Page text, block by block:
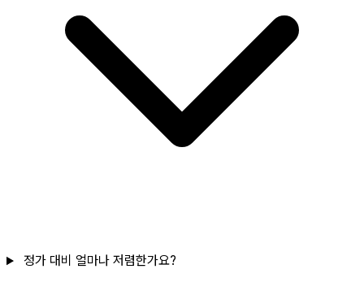
정가 대비 얼마나 저렴한가요?